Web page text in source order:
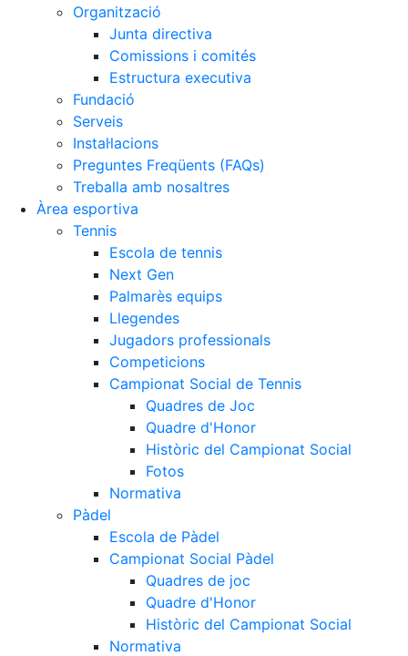
Organització
Junta directiva
Comissions i comités
Estructura executiva
Fundació
Serveis
Instal·lacions
Preguntes Freqüents (FAQs)
Treballa amb nosaltres
Àrea esportiva
Tennis
Escola de tennis
Next Gen
Palmarès equips
Llegendes
Jugadors professionals
Competicions
Campionat Social de Tennis
Quadres de Joc
Quadre d'Honor
Històric del Campionat Social
Fotos
Normativa
Pàdel
Escola de Pàdel
Campionat Social Pàdel
Quadres de joc
Quadre d'Honor
Històric del Campionat Social
Normativa